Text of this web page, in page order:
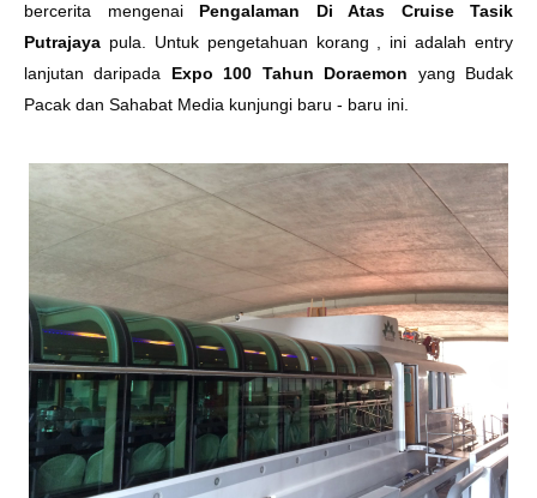
bercerita mengenai Pengalaman Di Atas Cruise Tasik
Putrajaya pula. Untuk pengetahuan korang , ini adalah entry
lanjutan daripada Expo 100 Tahun Doraemon
yang Budak
Pacak dan Sahabat Media kunjungi baru - baru ini.